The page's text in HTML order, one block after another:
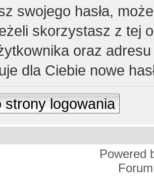
swojego hasła,
skorzystasz z tej
oraz
dla Ciebie nowe
strony logowania
Powered